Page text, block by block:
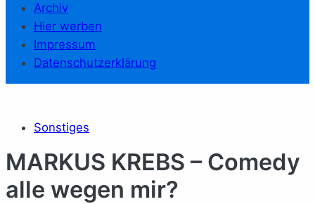
Archiv
Hier werben
Impressum
Datenschutzerklärung
Sonstiges
MARKUS KREBS – Comedy
alle wegen mir?